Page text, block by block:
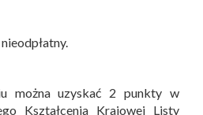
można uzyskać 2 punkty w
Kształcenia Krajowej Listy